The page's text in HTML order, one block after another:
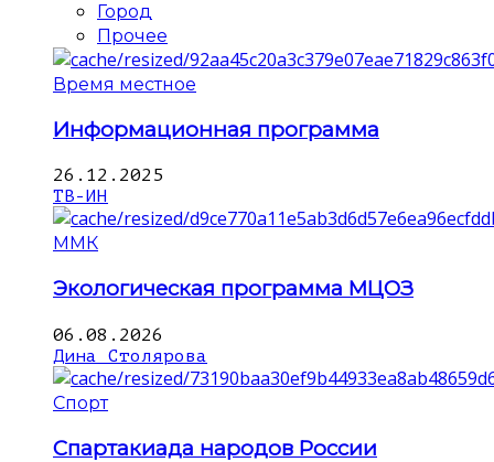
Город
Прочее
Время местное
Информационная программа
26.12.2025
ТВ-ИН
ММК
Экологическая программа МЦОЗ
06.08.2026
Дина Столярова
Спорт
Спартакиада народов России